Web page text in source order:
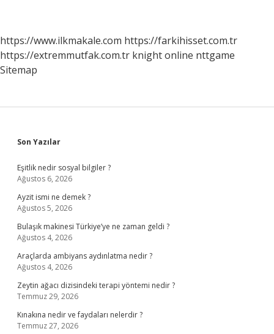
https://www.ilkmakale.com https://farkihisset.com.tr
https://extremmutfak.com.tr knight online nttgame
Sitemap
Sidebar
Son Yazılar
Eşitlik nedir sosyal bilgiler ?
Ağustos 6, 2026
Ayzit ismi ne demek ?
Ağustos 5, 2026
Bulaşık makinesi Türkiye’ye ne zaman geldi ?
Ağustos 4, 2026
Araçlarda ambiyans aydınlatma nedir ?
Ağustos 4, 2026
Zeytin ağacı dizisindeki terapi yöntemi nedir ?
Temmuz 29, 2026
Kınakına nedir ve faydaları nelerdir ?
Temmuz 27, 2026